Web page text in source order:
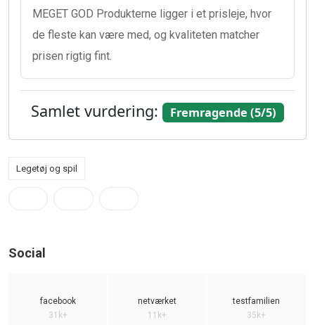
MEGET GOD Produkterne ligger i et prisleje, hvor
de fleste kan være med, og kvaliteten matcher
prisen rigtig fint.
Samlet vurdering: Fremragende (5/5)
Legetøj og spil
Social
facebook
31k+
netværket
11k+
testfamilien
35k+